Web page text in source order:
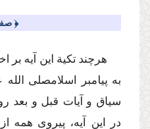
﴿
هرچند تكیة این آیه بر
به پیامبر اسلامصلی الله
سیاق و آیات قبل و
در این آیه، پیروی همه